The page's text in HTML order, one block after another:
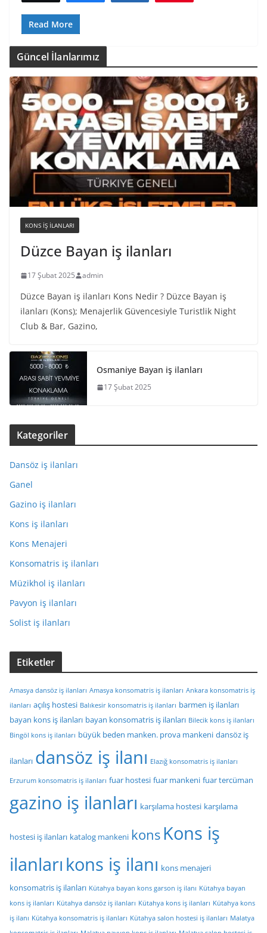
Read More
Güncel İlanlarımız
KONS IŞ ILANLARI
Düzce Bayan iş ilanları
17 Şubat 2025 admin
Düzce Bayan iş ilanları Kons Nedir ? Düzce Bayan iş
ilanları (Kons); Menajerlik Güvencesiyle Turistlik Night
Club & Bar, Gazino,
Osmaniye Bayan iş ilanları
17 Şubat 2025
Kategoriler
Dansöz iş ilanları
Ganel
Gazino iş ilanları
Kons iş ilanları
Kons Menajeri
Konsomatris iş ilanları
Müzikhol iş ilanları
Pavyon iş ilanları
Solist iş ilanları
Etiketler
Amasya dansöz iş ilanları Amasya konsomatris iş ilanları Ankara konsomatris iş
ilanları açılış hostesi Balıkesir konsomatris iş ilanları barmen iş ilanları
bayan kons iş ilanları bayan konsomatris iş ilanları Bilecik kons iş ilanları
Bingöl kons iş ilanları büyük beden manken. prova mankeni dansöz iş
ilanları dansöz iş ilanı Elazığ konsomatris iş ilanları
Erzurum konsomatris iş ilanları fuar hostesi fuar mankeni fuar tercüman
gazino iş ilanları karşılama hostesi karşılama
hostesi iş ilanları katalog mankeni kons Kons iş
ilanları kons iş ilanı kons menajeri
konsomatris iş ilanları Kütahya bayan kons garson iş ilanı Kütahya bayan
kons iş ilanları Kütahya dansöz iş ilanları Kütahya kons iş ilanları Kütahya kons
iş ilanı Kütahya konsomatris iş ilanları Kütahya salon hostesi iş ilanları Malatya